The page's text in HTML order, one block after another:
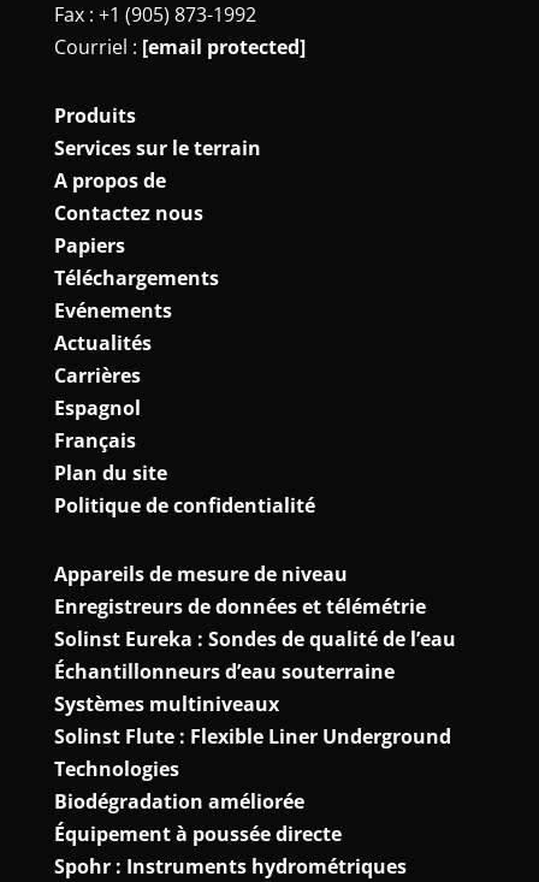
Fax : +1 (905) 873-1992
Courriel : [email protected]
Produits
Services sur le terrain
A propos de
Contactez nous
Papiers
Téléchargements
Evénements
Actualités
Carrières
Espagnol
Français
Plan du site
Politique de confidentialité
Appareils de mesure de niveau
Enregistreurs de données et télémétrie
Solinst Eureka : Sondes de qualité de l’eau
Échantillonneurs d’eau souterraine
Systèmes multiniveaux
Solinst Flute : Flexible Liner Underground
Technologies
Biodégradation améliorée
Équipement à poussée directe
Spohr : Instruments hydrométriques